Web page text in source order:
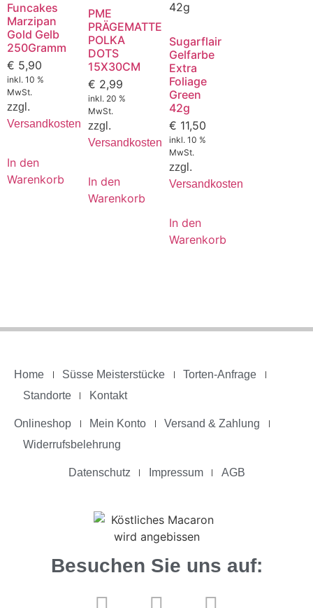
Funcakes
Marzipan
Gold Gelb
250Gramm
€ 5,90
inkl. 10 %
MwSt.
zzgl.
Versandkosten
In den
Warenkorb
PME
PRÄGEMATTE
POLKA
DOTS
15X30CM
€ 2,99
inkl. 20 %
MwSt.
zzgl.
Versandkosten
In den
Warenkorb
Sugarflair
Gelfarbe
Extra
Foliage
Green
42g
€ 11,50
inkl. 10 %
MwSt.
zzgl.
Versandkosten
In den
Warenkorb
Home Süsse Meisterstücke
Torten-Anfrage
Standorte
Kontakt
Onlineshop Mein Konto
Versand & Zahlung
Widerrufsbelehrung
Datenschutz Impressum AGB
Besuchen Sie uns auf: